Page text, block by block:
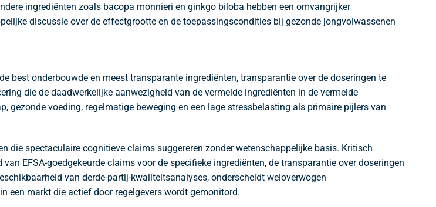
ingrediënten zoals bacopa monnieri en ginkgo biloba hebben een omvangrijker
discussie over de effectgrootte en de toepassingscondities bij gezonde jongvolwassenen
best onderbouwde en meest transparante ingrediënten, transparantie over de doseringen te
die de daadwerkelijke aanwezigheid van de vermelde ingrediënten in de vermelde
gezonde voeding, regelmatige beweging en een lage stressbelasting als primaire pijlers van
die spectaculaire cognitieve claims suggereren zonder wetenschappelijke basis. Kritisch
EFSA-goedgekeurde claims voor de specifieke ingrediënten, de transparantie over doseringen
van derde-partij-kwaliteitsanalyses, onderscheidt weloverwogen
een markt die actief door regelgevers wordt gemonitord.